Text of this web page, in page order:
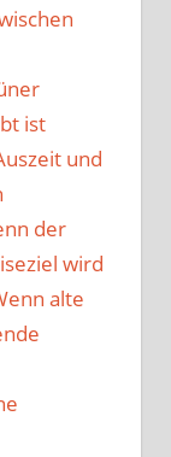
ist
und
der
wird
alte